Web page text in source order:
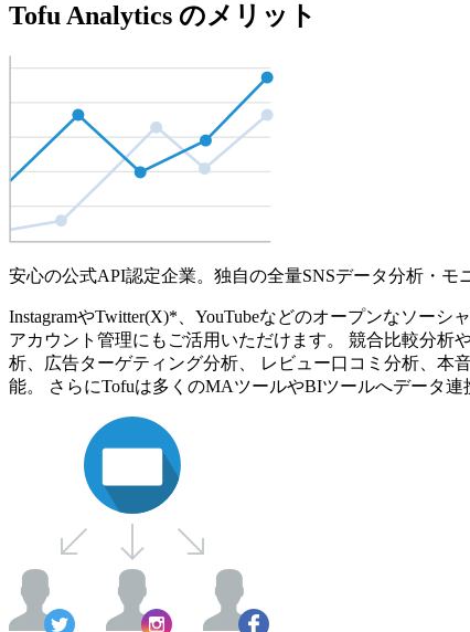
Tofu Analytics のメリット
安心の公式API認定企業。独自の全量SNSデータ分析・モ
InstagramやTwitter(X)*、YouTubeなどのオープンなソー
アカウント管理にもご活用いただけます。 競合比較分析
析、広告ターゲティング分析、 レビュー口コミ分析、本
能。 さらにTofuは多くのMAツールやBIツールへデータ